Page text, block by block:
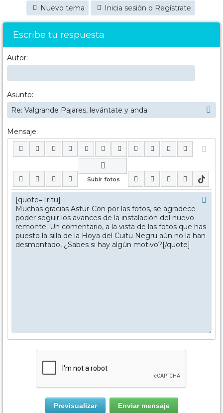
Nuevo tema
Inicia sesión o Regístrate
Escribe tu respuesta
Autor:
Asunto:
Mensaje: